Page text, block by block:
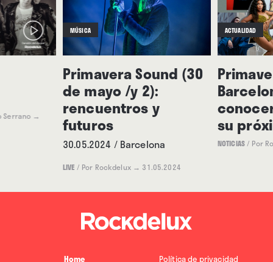
Serrano →
MÚSICA
Primavera Sound (30
de mayo /y 2):
rencuentros y
futuros
30.05.2024 / Barcelona
LIVE / Por Rockdelux → 31.05.2024
ACTUALIDAD
su
NOTICIAS/ Por
Home Política de privacidad